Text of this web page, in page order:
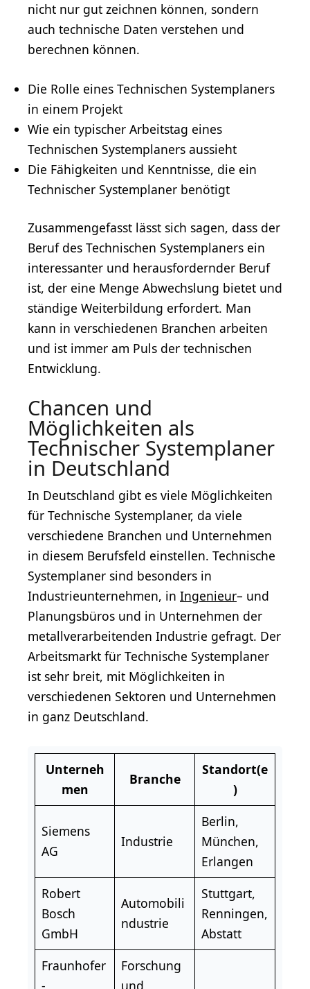
nicht nur gut zeichnen können, sondern
auch technische Daten verstehen und
berechnen können.
Die Rolle eines Technischen Systemplaners
in einem Projekt
Wie ein typischer Arbeitstag eines
Technischen Systemplaners aussieht
Die Fähigkeiten und Kenntnisse, die ein
Technischer Systemplaner benötigt
Zusammengefasst lässt sich sagen, dass der
Beruf des Technischen Systemplaners ein
interessanter und herausfordernder Beruf
ist, der eine Menge Abwechslung bietet und
ständige Weiterbildung erfordert. Man
kann in verschiedenen Branchen arbeiten
und ist immer am Puls der technischen
Entwicklung.
Chancen und
Möglichkeiten als
Technischer Systemplaner
in Deutschland
In Deutschland gibt es viele Möglichkeiten
für Technische Systemplaner, da viele
verschiedene Branchen und Unternehmen
in diesem Berufsfeld einstellen. Technische
Systemplaner sind besonders in
Industrieunternehmen, in Ingenieur– und
Planungsbüros und in Unternehmen der
metallverarbeitenden Industrie gefragt. Der
Arbeitsmarkt für Technische Systemplaner
ist sehr breit, mit Möglichkeiten in
verschiedenen Sektoren und Unternehmen
in ganz Deutschland.
Unterneh
men
Branche
Standort(e
)
Siemens
AG
Industrie
Berlin,
München,
Erlangen
Robert
Bosch
GmbH
Automobili
ndustrie
Stuttgart,
Renningen,
Abstatt
Fraunhofer
Forschung